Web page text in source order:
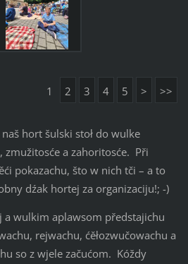
1 2 3 4 5 > >>
hort šulski stoł do wulke
zmužitosće a zahoritosće. Při
pokazachu, što w nich tči – a to
dźak hortej za organizaciju!; -)
a wulkim aplawsom předstajichu
rejwachu, ćěłozwučowachu a
so z wjele začućom. Kóždy